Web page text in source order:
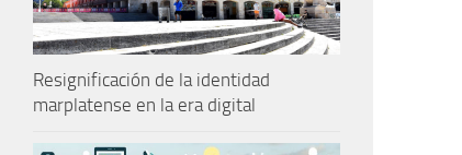
Resignificación de la identidad
marplatense en la era digital